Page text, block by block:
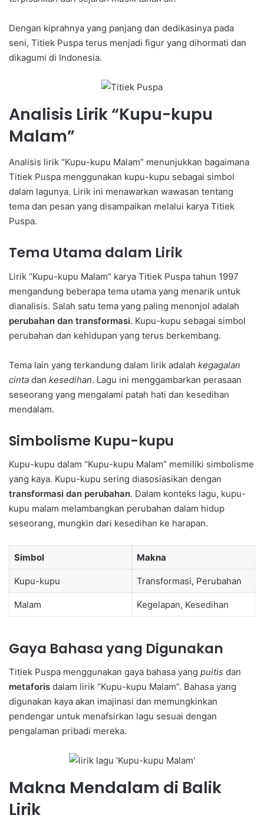
Dengan kiprahnya yang panjang dan dedikasinya pada
seni, Titiek Puspa terus menjadi figur yang dihormati dan
dikagumi di Indonesia.
Analisis Lirik “Kupu-kupu
Malam”
Analisis lirik “Kupu-kupu Malam” menunjukkan bagaimana
Titiek Puspa menggunakan kupu-kupu sebagai simbol
dalam lagunya. Lirik ini menawarkan wawasan tentang
tema dan pesan yang disampaikan melalui karya Titiek
Puspa.
Tema Utama dalam Lirik
Lirik “Kupu-kupu Malam” karya Titiek Puspa tahun 1997
mengandung beberapa tema utama yang menarik untuk
dianalisis. Salah satu tema yang paling menonjol adalah
perubahan dan transformasi. Kupu-kupu sebagai simbol
perubahan dan kehidupan yang terus berkembang.
Tema lain yang terkandung dalam lirik adalah kegagalan
cinta dan kesedihan. Lagu ini menggambarkan perasaan
seseorang yang mengalami patah hati dan kesedihan
mendalam.
Simbolisme Kupu-kupu
Kupu-kupu dalam “Kupu-kupu Malam” memiliki simbolisme
yang kaya. Kupu-kupu sering diasosiasikan dengan
transformasi dan perubahan. Dalam konteks lagu, kupu-
kupu malam melambangkan perubahan dalam hidup
seseorang, mungkin dari kesedihan ke harapan.
Simbol Makna
Kupu-kupu Transformasi, Perubahan
Malam Kegelapan, Kesedihan
Gaya Bahasa yang Digunakan
Titiek Puspa menggunakan gaya bahasa yang puitis dan
metaforis dalam lirik “Kupu-kupu Malam”. Bahasa yang
digunakan kaya akan imajinasi dan memungkinkan
pendengar untuk menafsirkan lagu sesuai dengan
pengalaman pribadi mereka.
Makna Mendalam di Balik
Lirik